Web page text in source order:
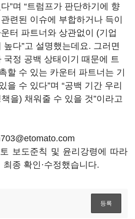
”며 “트럼프가 판단하기에 향
련된 이슈에 부합하거나 득이
터 파트너와 상관없이
(기업
높다”고 설명했는데요. 그러면
국정 공백 상태이기 때문에 트
할 수 있는 카운터 파트너는 기
을 수 있다”며 “공백 기간 우리
을) 채워줄 수 있을 것”이라고
보도준칙 및 윤리강령에 따라
종 확인·수정했습니다.